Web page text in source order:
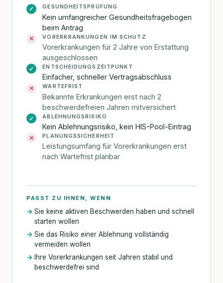
✓ GESUNDHEITSPRÜFUNG
Kein umfangreicher Gesundheitsfragebogen
beim Antrag
✕ VORERKRANKUNGEN IM SCHUTZ
Vorerkrankungen für 2 Jahre von Erstattung
ausgeschlossen
✓ ENTSCHEIDUNGSZEITPUNKT
Einfacher, schneller Vertragsabschluss
✕ WARTEFRIST
Bekannte Erkrankungen erst nach 2
beschwerdefreien Jahren mitversichert
✓ ABLEHNUNGSRISIKO
Kein Ablehnungsrisiko, kein HIS-Pool-Eintrag
✕ PLANUNGSSICHERHEIT
Leistungsumfang für Vorerkrankungen erst
nach Wartefrist planbar
PASST ZU IHNEN, WENN
Sie keine aktiven Beschwerden haben und schnell
starten wollen
Sie das Risiko einer Ablehnung vollständig
vermeiden wollen
Ihre Vorerkrankungen seit Jahren stabil und
beschwerdefrei sind